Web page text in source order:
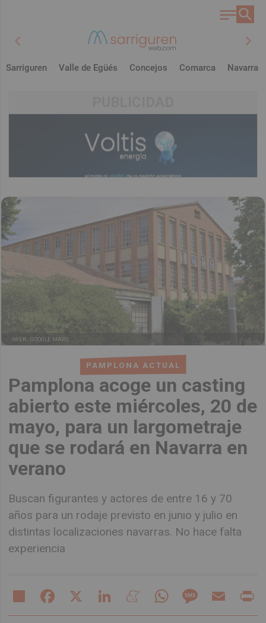
chevron_left chevron_right
Sarriguren Valle de Egüés Concejos Comarca Navarra
PAMPLONA ACTUAL
Pamplona acoge un casting
abierto este miércoles, 20 de
mayo, para un largometraje
que se rodará en Navarra en
verano
Buscan figurantes y actores de entre 16 y 70
años para un rodaje previsto en junio y julio en
distintas localizaciones navarras. No hace falta
experiencia
IWER -GOOGLE MAPS
Share Facebook LinkedIn MeneameWhatsAppMessageEmail